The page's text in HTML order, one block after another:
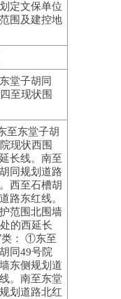
定文保单位
围及建控地
堂子胡同
至现状围
至东堂子胡
现状西围
长线。南至
同规划道路
西至石槽胡
路东红线。
范围北围墙
的西延长
： ①东至
同49号院
东侧规划道
。南至东堂
划道路北红